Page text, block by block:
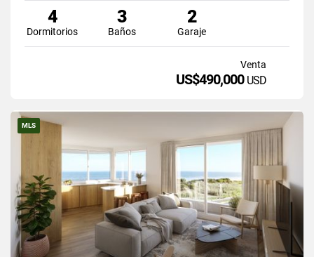
4
Dormitorios
3
Baños
2
Garaje
Venta
US$490,000 USD
MLS